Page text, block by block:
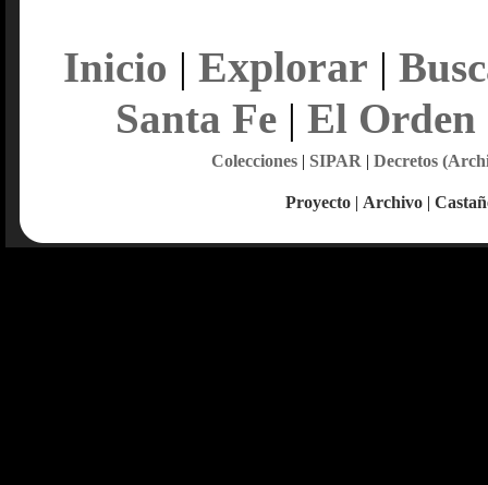
Inicio | Explorar |
Santa Fe| El Orden
Colecciones| SIPAR | Decretos
Proyecto | Archivo |